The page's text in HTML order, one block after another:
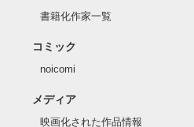
書籍化作家一覧
コミック
noicomi
メディア
映画化された作品情報